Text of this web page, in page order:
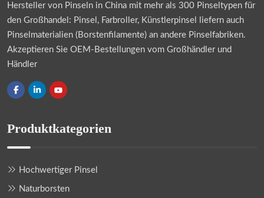
Hersteller von Pinseln in China mit mehr als 300 Pinseltypen für
den Großhandel: Pinsel, Farbroller, Künstlerpinsel liefern auch
Pinselmaterialien (Borstenfilamente) an andere Pinselfabriken.
Akzeptieren Sie OEM-Bestellungen vom Großhändler und
Händler
Produktkategorien
Hochwertiger Pinsel
Naturborsten